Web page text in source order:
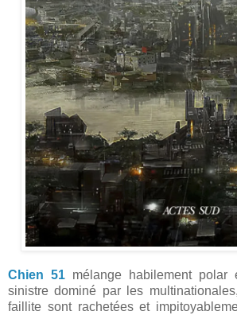
Chien 51 mélange habilement polar
sinistre dominé par les
faillite sont rachetées et